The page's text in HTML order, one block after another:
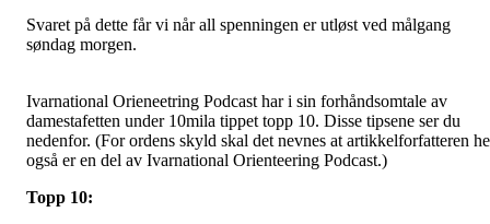
Svaret på dette får vi når all spenningen er utløst ved målgang
søndag morgen.
Ivarnational Orieneetring Podcast har i sin forhåndsomtale av
damestafetten under 10mila tippet topp 10. Disse tipsene ser du
nedenfor. (For ordens skyld skal det nevnes at artikkelforfatteren
også er en del av Ivarnational Orienteering Podcast.)
Topp 10: